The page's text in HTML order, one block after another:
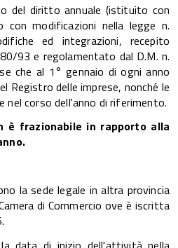
del diritto annuale (istituito con
modificazioni nella legge n.
ed integrazioni, recepito
93 e regolamentato dal D.M. n.
che al 1° gennaio di ogni anno
Registro delle imprese, nonché le
corso dell'anno di riferimento.
è frazionabile in rapporto alla
la sede legale in altra provincia
di Commercio ove è iscritta